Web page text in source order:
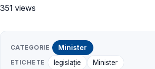
351 views
CATEGORIE Minister
ETICHETE legislație Minister